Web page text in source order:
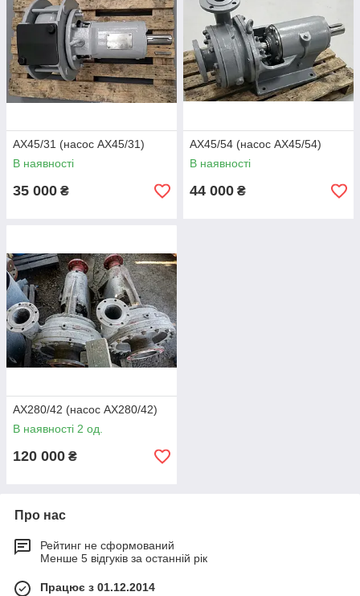
АХ45/31 (насос АХ45/31)
В наявності
35 000 ₴
АХ45/54 (насос АХ45/54)
В наявності
44 000 ₴
АХ280/42 (насос АХ280/42)
В наявності 2 од.
120 000 ₴
Про нас
Рейтинг не сформований
Менше 5 відгуків за останній рік
Працює з 01.12.2014